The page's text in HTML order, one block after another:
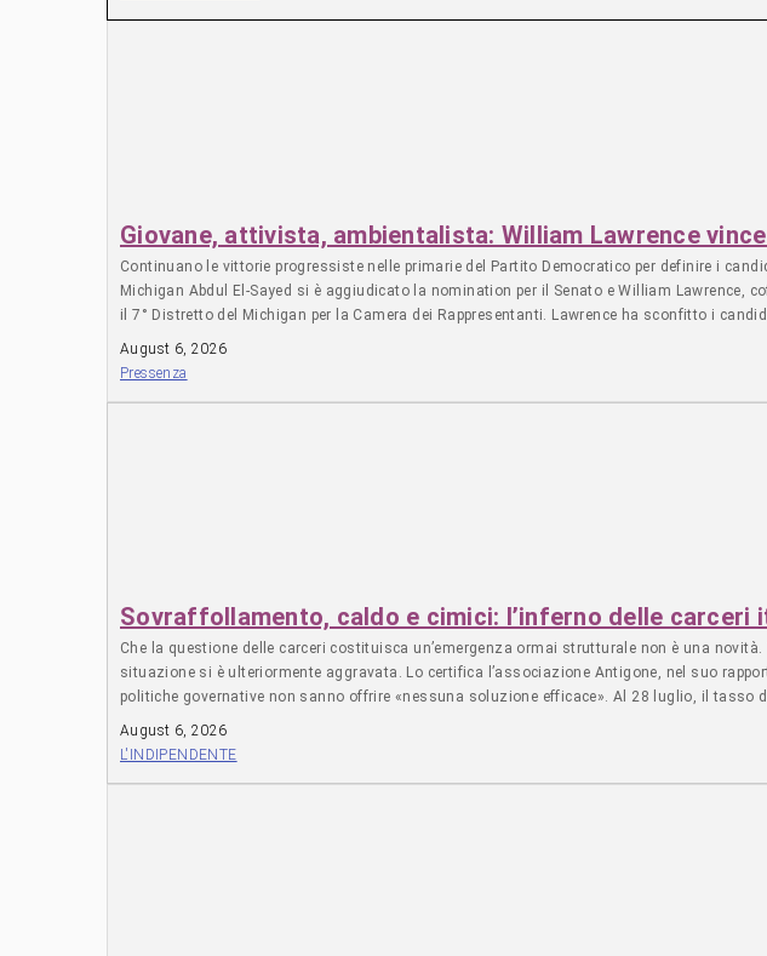
Giovane, attivista, ambientalista: William Lawrence
Continuano le vittorie progressiste nelle primarie del Partito Democratico per definire i
Michigan Abdul El-Sayed si è aggiudicato la nomination per il Senato e William
il 7° Distretto del Michigan per la Camera dei Rappresentanti. Lawrence ha sconfitto i
membro dei Navy SEAL e assistente militare di Barack Obama, sostenuti
Bernie Sanders e della deputata Rashida Tlaib e ha concentrato la sua campagna sulla
August 6, 2026
Pressenza
Sovraffollamento, caldo e cimici: l’inferno delle carceri
Che la questione delle carceri costituisca un’emergenza ormai strutturale non è una
situazione si è ulteriormente aggravata. Lo certifica l’associazione Antigone, nel suo
politiche governative non sanno offrire «nessuna soluzione efficace». Al 28 luglio, il
regolamentare. I disagi propri di questa condizione vengono ulteriormente esacerbati dal
Una situazione che contribuisce ad aggravare le già precarie condizioni sanitarie, tra
August 6, 2026
L'INDIPENDENTE